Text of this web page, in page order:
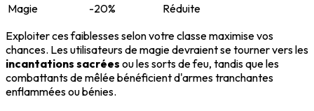
Magie
-20%
Réduite
Exploiter ces faiblesses selon votre classe maximise vos
chances. Les utilisateurs de magie devraient se tourner vers les
incantations sacrées ou les sorts de feu, tandis que les
combattants de mêlée bénéficient d'armes tranchantes
enflammées ou bénies.